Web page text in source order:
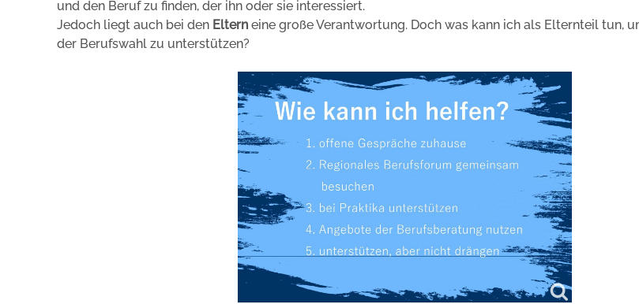
und den Beruf zu finden, der ihn oder sie interessiert.
Jedoch liegt auch bei den Eltern eine große Verantwortung. Doch was kann ich als Elternteil tun,
der Berufswahl zu unterstützen?